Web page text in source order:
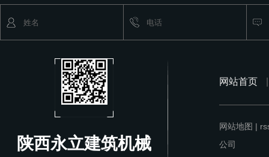
陕西永立建筑机械
网站首页
网站地图 |
公司